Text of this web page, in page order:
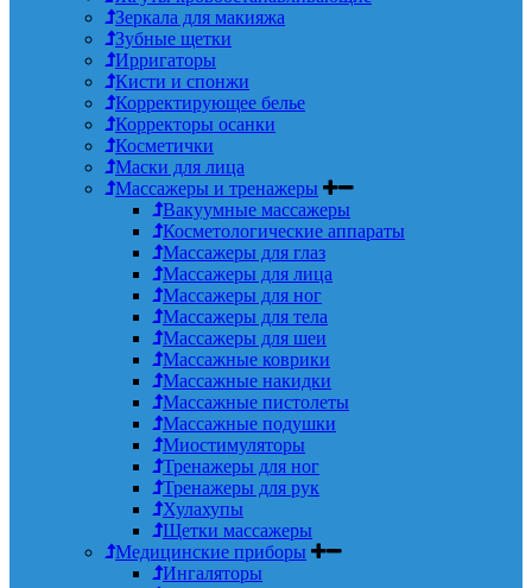
Зеркала для макияжа
Зубные щетки
Ирригаторы
Кисти и спонжи
Корректирующее белье
Корректоры осанки
Косметички
Маски для лица
Массажеры и тренажеры
Вакуумные массажеры
Косметологические аппараты
Массажеры для глаз
Массажеры для лица
Массажеры для ног
Массажеры для тела
Массажеры для шеи
Массажные коврики
Массажные накидки
Массажные пистолеты
Массажные подушки
Миостимуляторы
Тренажеры для ног
Тренажеры для рук
Хулахупы
Щетки массажеры
Медицинские приборы
Ингаляторы